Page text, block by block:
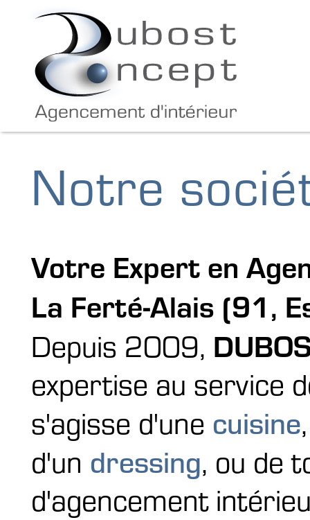
Notre
Votre Expert en
La Ferté-Alais (91,
Depuis 2009,
expertise au service
s'agisse d'une cuisine
d'un dressing, ou de
d'agencement